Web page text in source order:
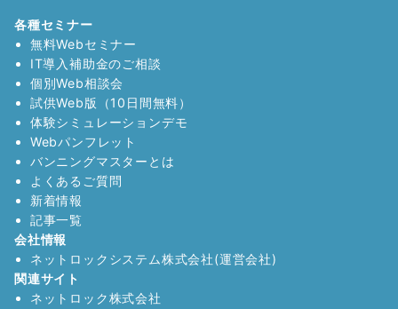
各種セミナー
無料Webセミナー
IT導入補助金のご相談
個別Web相談会
試供Web版（10日間無料）
体験シミュレーションデモ
Webパンフレット
バンニングマスターとは
よくあるご質問
新着情報
記事一覧
会社情報
ネットロックシステム株式会社(運営会社)
関連サイト
ネットロック株式会社